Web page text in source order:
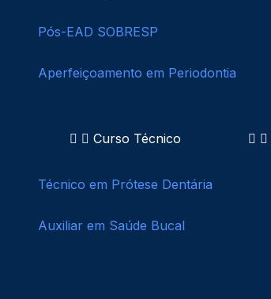
Pós-EAD SOBRESP
Aperfeiçoamento em Periodontia
Curso Técnico
Técnico em Prótese Dentária
Auxiliar em Saúde Bucal